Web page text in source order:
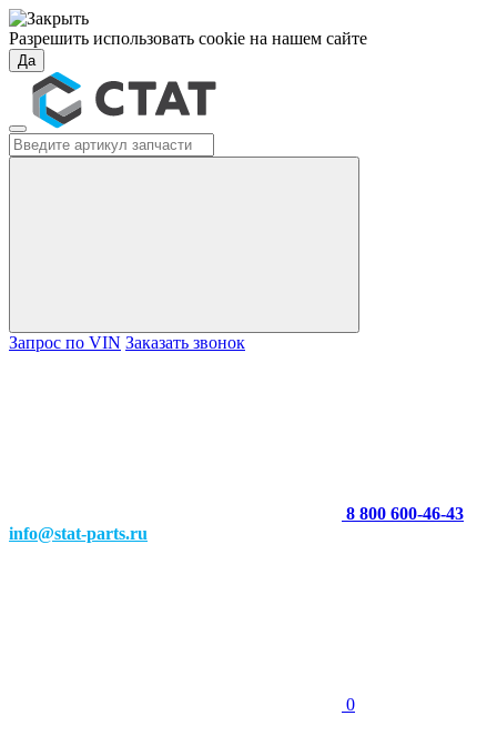
Разрешить использовать cookie на нашем сайте
Да
Запрос по VIN Заказать звонок
8 800 600-46-43
info@stat-parts.ru
0